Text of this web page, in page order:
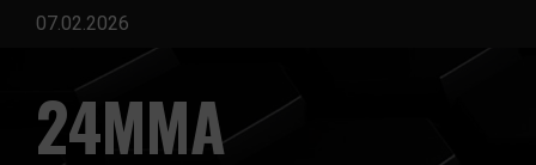
Перейти
содержимому
07.02.2026
24MMA